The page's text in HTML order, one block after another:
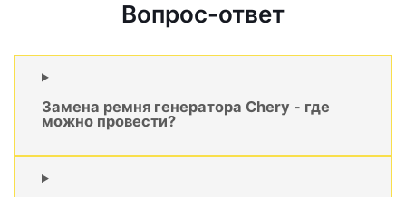
Вопрос-ответ
Замена ремня генератора Chery - где
можно провести?